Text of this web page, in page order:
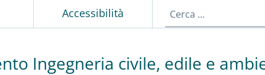
Accessibilità
Ingegneria civile, edile e